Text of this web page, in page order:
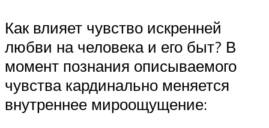
Как влияет чувство искренней
любви на человека и его быт? В
момент познания описываемого
чувства кардинально меняется
внутреннее мироощущение: